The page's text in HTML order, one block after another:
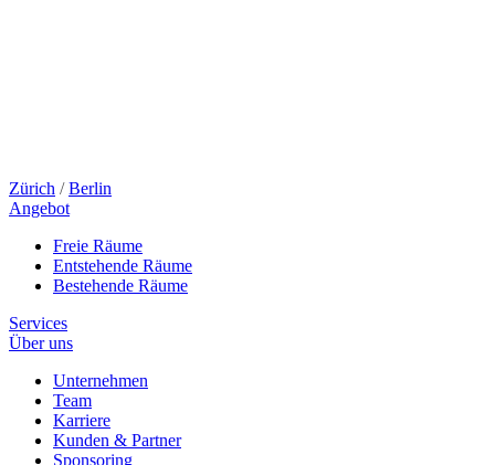
Zürich / Berlin
Angebot
Freie Räume
Entstehende Räume
Bestehende Räume
Services
Über uns
Unternehmen
Team
Karriere
Kunden & Partner
Sponsoring